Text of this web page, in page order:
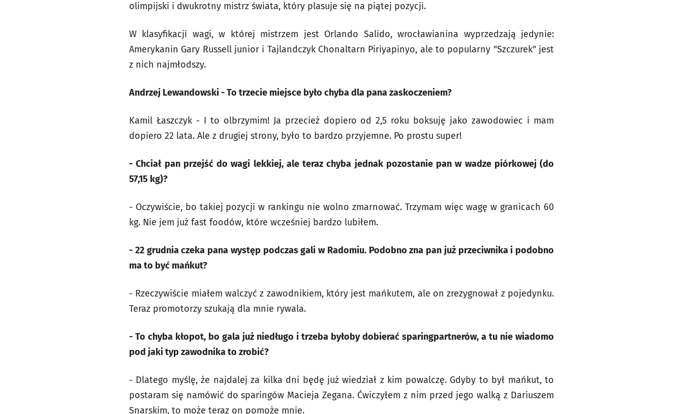
olimpijski i dwukrotny mistrz świata, który plasuje się na piątej pozycji.
W klasyfikacji wagi, w której mistrzem jest Orlando Salido, wrocławianina wyprzedzają jedynie:
Amerykanin Gary Russell junior i Tajlandczyk Chonaltarn Piriyapinyo, ale to popularny "Szczurek" jest
z nich najmłodszy.
Andrzej Lewandowski - To trzecie miejsce było chyba dla pana zaskoczeniem?
Kamil Łaszczyk - I to olbrzymim! Ja przecież dopiero od 2,5 roku boksuję jako zawodowiec i mam
dopiero 22 lata. Ale z drugiej strony, było to bardzo przyjemne. Po prostu super!
- Chciał pan przejść do wagi lekkiej, ale teraz chyba jednak pozostanie pan w wadze piórkowej (do
57,15 kg)?
- Oczywiście, bo takiej pozycji w rankingu nie wolno zmarnować. Trzymam więc wagę w granicach 60
kg. Nie jem już fast foodów, które wcześniej bardzo lubiłem.
- 22 grudnia czeka pana występ podczas gali w Radomiu. Podobno zna pan już przeciwnika i podobno
ma to być mańkut?
- Rzeczywiście miałem walczyć z zawodnikiem, który jest mańkutem, ale on zrezygnował z pojedynku.
Teraz promotorzy szukają dla mnie rywala.
- To chyba kłopot, bo gala już niedługo i trzeba byłoby dobierać sparingpartnerów, a tu nie wiadomo
pod jaki typ zawodnika to zrobić?
- Dlatego myślę, że najdalej za kilka dni będę już wiedział z kim powalczę. Gdyby to był mańkut, to
postaram się namówić do sparingów Macieja Zegana. Ćwiczyłem z nim przed jego walką z Dariuszem
Snarskim, to może teraz on pomoże mnie.